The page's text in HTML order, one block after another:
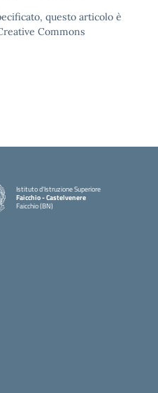
questo articolo è
Commons
Istituto d'Istruzione Superiore
Faicchio - Castelvenere
Faicchio (BN)